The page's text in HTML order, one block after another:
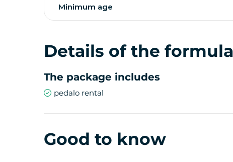
Minimum age
Details of the formula
The package includes
pedalo rental
Good to know